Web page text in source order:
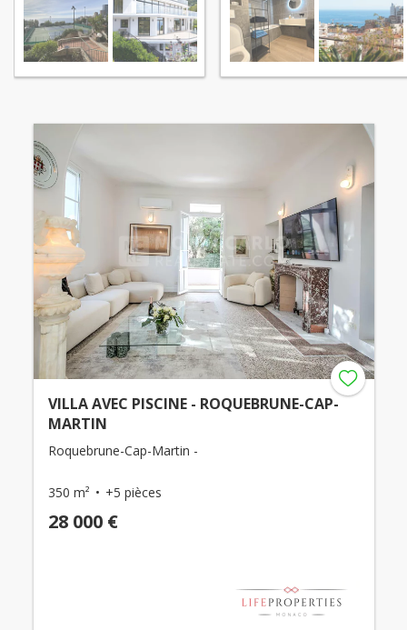
VILLA AVEC PISCINE - ROQUEBRUNE-CAP-
MARTIN
Roquebrune-Cap-Martin -
350 m² +5 pièces
28 000 €